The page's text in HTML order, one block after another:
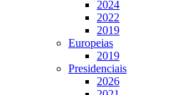
2024
2022
2019
Europeias
2019
Presidenciais
2026